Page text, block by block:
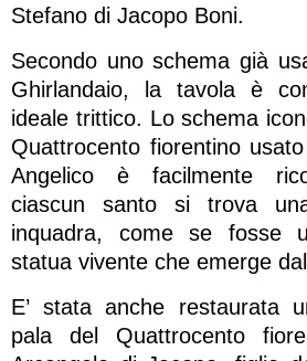
Stefano di Jacopo Boni.
Secondo uno schema già
Ghirlandaio, la tavola è
ideale trittico. Lo schema
Quattrocento fiorentino
Angelico è facilmente
ciascun santo si trova
inquadra, come se fosse
statua vivente che emerge
E’ stata anche restaurata
pala del Quattrocento